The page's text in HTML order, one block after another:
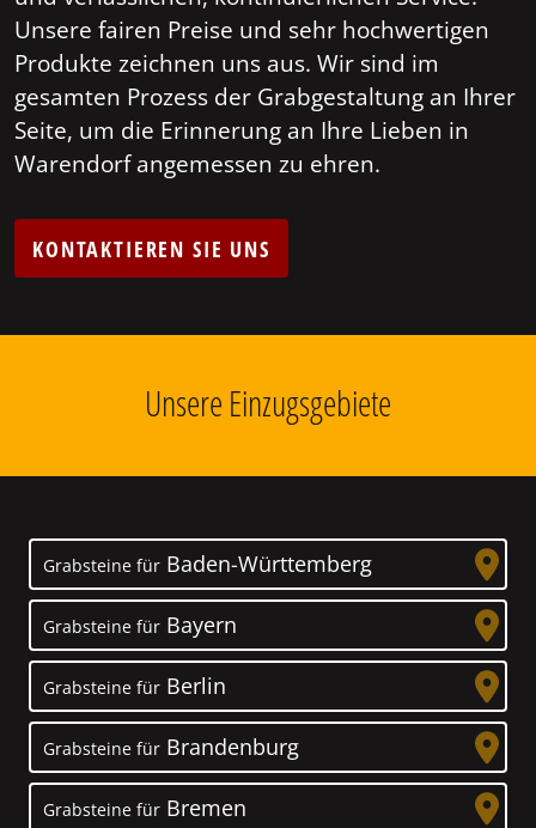
Unsere fairen Preise und sehr hochwertigen
Produkte zeichnen uns aus. Wir sind im
gesamten Prozess der Grabgestaltung an Ihrer
Seite, um die Erinnerung an Ihre Lieben in
Warendorf angemessen zu ehren.
KONTAKTIEREN SIE UNS
Unsere Einzugsgebiete
Grabsteine für Baden-Württemberg
Grabsteine für Bayern
Grabsteine für Berlin
Grabsteine für Brandenburg
Grabsteine für Bremen